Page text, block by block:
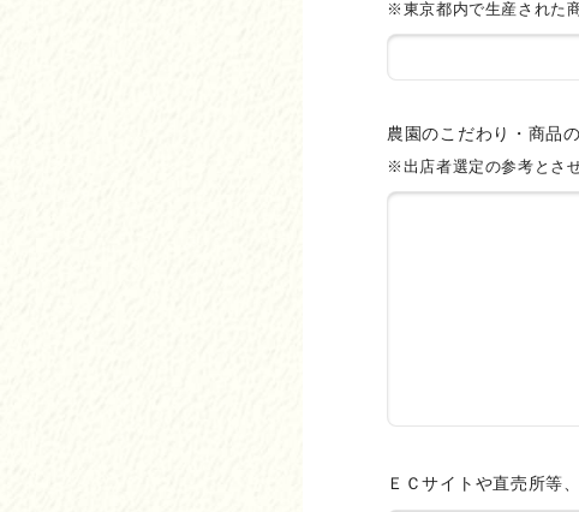
※東京都内で生産された
農園のこだわり・商品
※出店者選定の参考とさ
ＥＣサイトや直売所等